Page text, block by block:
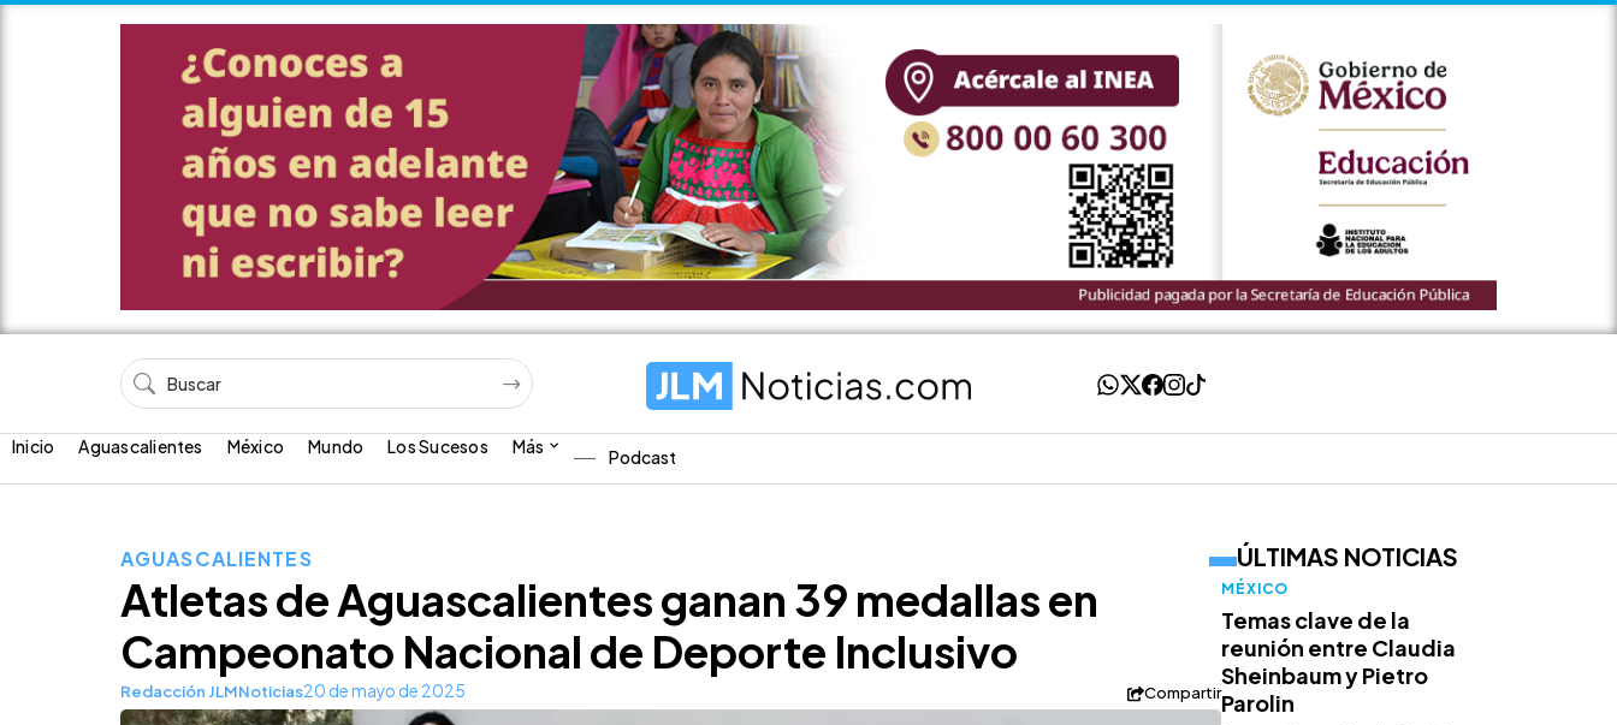
Inicio Aguascalientes México Mundo Los Sucesos Más Podcast
AGUASCALIENTES
Atletas de Aguascalientes ganan 39 medallas en
Campeonato Nacional de Deporte Inclusivo
Redacción JLMNoticias20 de mayo de 2025 Compartir
ÚLTIMAS NOTICIAS
MÉXICO
Temas clave de la
reunión entre Claudia
Sheinbaum y Pietro
Parolin